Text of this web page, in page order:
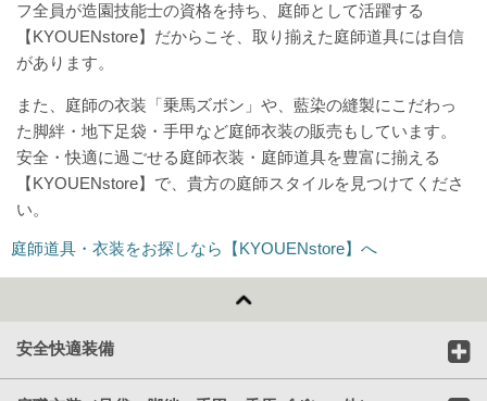
フ全員が造園技能士の資格を持ち、庭師として活躍する
【KYOUENstore】だからこそ、取り揃えた庭師道具には自信
があります。
また、庭師の衣装「乗馬ズボン」や、藍染の縫製にこだわっ
た脚絆・地下足袋・手甲など庭師衣装の販売もしています。
安全・快適に過ごせる庭師衣装・庭師道具を豊富に揃える
【KYOUENstore】で、貴方の庭師スタイルを見つけてくださ
い。
庭師道具・衣装をお探しなら【KYOUENstore】へ
安全快適装備